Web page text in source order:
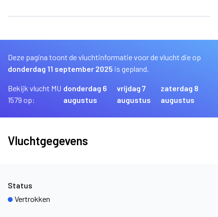
Deze pagina toont de vluchtinformatie voor de vlucht die op
donderdag 11 september 2025 is gepland.
Bekijk vlucht MU
1579 op:
donderdag 6
augustus
vrijdag 7
augustus
zaterdag 8
augustus
Vluchtgegevens
Status
Vertrokken